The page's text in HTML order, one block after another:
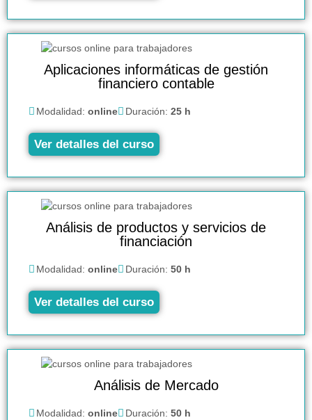
Aplicaciones informáticas de gestión
financiero contable
Modalidad: online Duración: 25 h
Ver detalles del curso
Análisis de productos y servicios de
financiación
Modalidad: online Duración: 50 h
Ver detalles del curso
Análisis de Mercado
Modalidad: online Duración: 50 h